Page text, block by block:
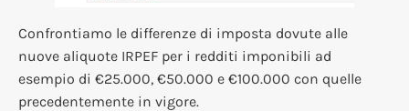
Confrontiamo le differenze di imposta dovute alle
nuove aliquote IRPEF per i redditi imponibili ad
esempio di €25.000, €50.000 e €100.000 con quelle
precedentemente in vigore.